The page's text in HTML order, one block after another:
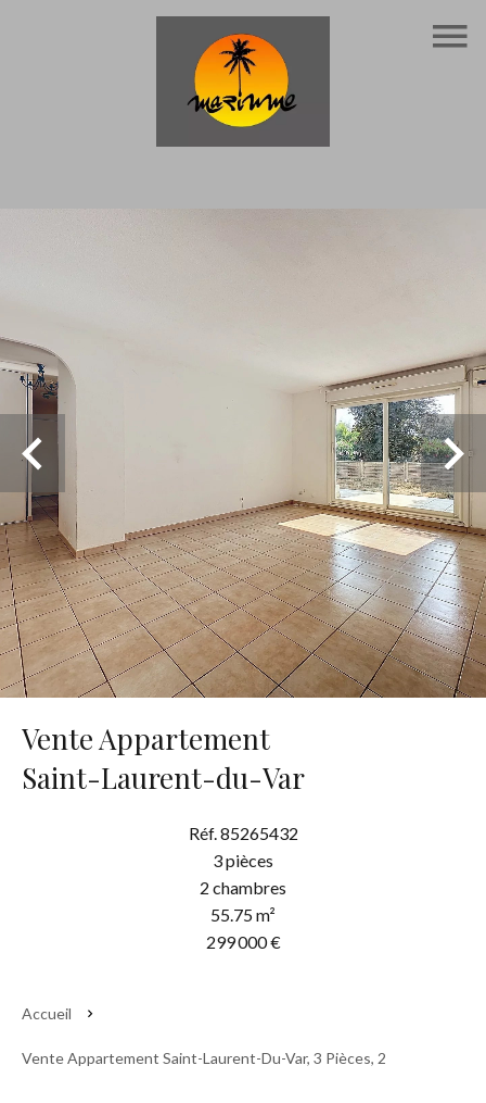
Vente Appartement
Saint-Laurent-du-Var
Réf. 85265432
3 pièces
2 chambres
55.75 m²
299 000 €
Accueil
Vente Appartement Saint-Laurent-Du-Var, 3 Pièces, 2